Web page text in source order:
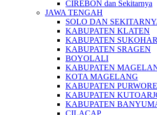
CIREBON dan Sekitarnya
JAWA TENGAH
SOLO DAN
KABUPATEN KLATEN
KABUPATEN
KABUPATEN SRAGEN
BOYOLALI
KABUPATEN
KOTA MAGELANG
KABUPATEN
KABUPATEN
KABUPATEN
CILACAP